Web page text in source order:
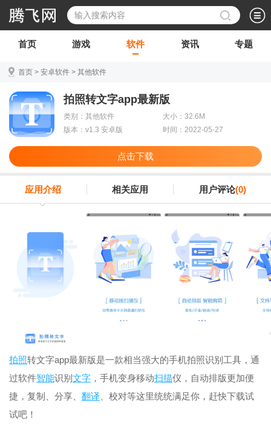
首页 游戏 软件 资讯 专题
首页 > 安卓软件 > 其他软件
拍照转文字app最新版
类别：其他软件
大小：32.6M
版本：v1.3 安卓版
时间：2022-05-27
点击下载
应用介绍 相关应用 用户评论(0)
拍照转文字app最新版是一款相当强大的手机拍照识别工具，通
过软件智能识别 文字 ，手机变身移动扫描仪，自动排版更加便
捷，复制、分享、 翻译 、校对等这里统统满足你，赶快下载试
试吧！